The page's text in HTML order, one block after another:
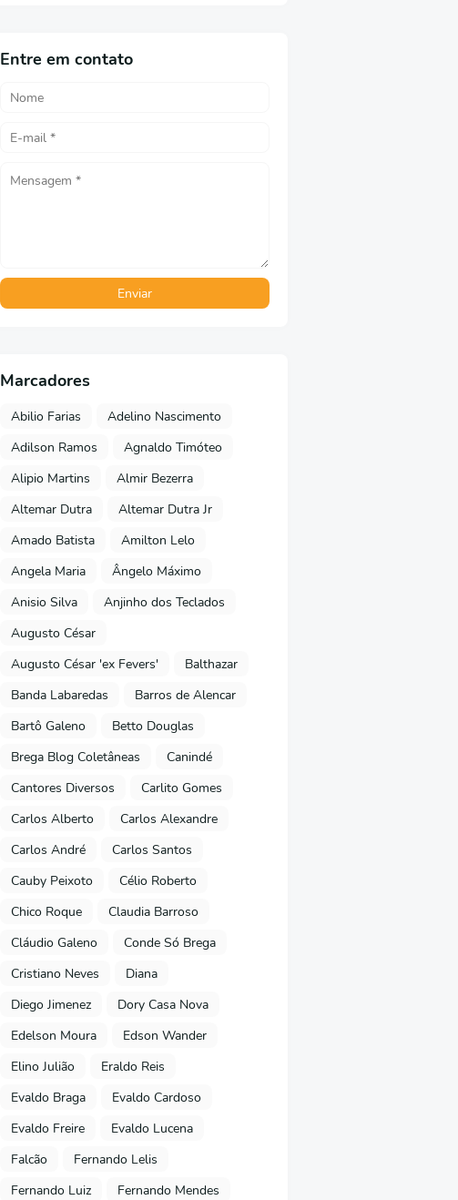
Entre em contato
Marcadores
Abilio Farias
Adelino Nascimento
Adilson Ramos
Agnaldo Timóteo
Alipio Martins
Almir Bezerra
Altemar Dutra
Altemar Dutra Jr
Amado Batista
Amilton Lelo
Angela Maria
Ângelo Máximo
Anisio Silva
Anjinho dos Teclados
Augusto César
Augusto César 'ex Fevers'
Balthazar
Banda Labaredas
Barros de Alencar
Bartô Galeno
Betto Douglas
Brega Blog Coletâneas
Canindé
Cantores Diversos
Carlito Gomes
Carlos Alberto
Carlos Alexandre
Carlos André
Carlos Santos
Cauby Peixoto
Célio Roberto
Chico Roque
Claudia Barroso
Cláudio Galeno
Conde Só Brega
Cristiano Neves
Diana
Diego Jimenez
Dory Casa Nova
Edelson Moura
Edson Wander
Elino Julião
Eraldo Reis
Evaldo Braga
Evaldo Cardoso
Evaldo Freire
Evaldo Lucena
Falcão
Fernando Lelis
Fernando Luiz
Fernando Mendes